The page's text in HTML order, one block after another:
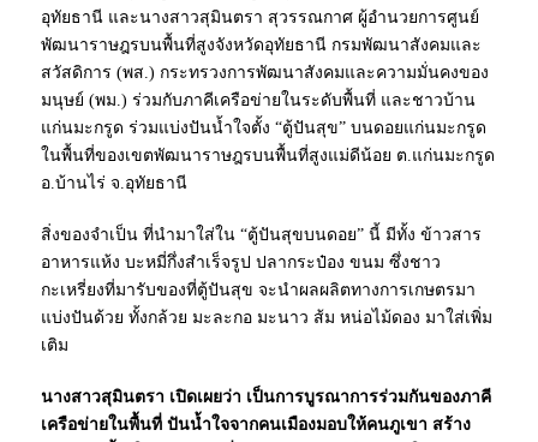
อุทัยธานี และนางสาวสุมินตรา สุวรรณกาศ ผู้อำนวยการศูนย์
พัฒนาราษฎรบนพื้นที่สูงจังหวัดอุทัยธานี กรมพัฒนาสังคมและ
สวัสดิการ (พส.) กระทรวงการพัฒนาสังคมและความมั่นคงของ
มนุษย์ (พม.) ร่วมกับภาคีเครือข่ายในระดับพื้นที่ และชาวบ้าน
แก่นมะกรูด ร่วมแบ่งปันน้ำใจตั้ง “ตู้ปันสุข” บนดอยแก่นมะกรูด
ในพื้นที่ของเขตพัฒนาราษฎรบนพื้นที่สูงแม่ดีน้อย ต.แก่นมะกรูด
อ.บ้านไร่ จ.อุทัยธานี
สิ่งของจำเป็น ที่นำมาใส่ใน “ตู้ปันสุขบนดอย” นี้ มีทั้ง ข้าวสาร
อาหารแห้ง บะหมี่กึ่งสำเร็จรูป ปลากระป๋อง ขนม ซึ่งชาว
กะเหรี่ยงที่มารับของที่ตู้ปันสุข จะนำผลผลิตทางการเกษตรมา
แบ่งปันด้วย ทั้งกล้วย มะละกอ มะนาว ส้ม หน่อไม้ดอง มาใส่เพิ่ม
เติม
นางสาวสุมินตรา เปิดเผยว่า เป็นการบูรณาการร่วมกันของภาคี
เครือข่ายในพื้นที่ ปันน้ำใจจากคนเมืองมอบให้คนภูเขา สร้าง